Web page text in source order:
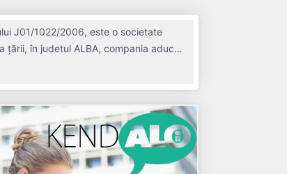
J01/1022/2006, este o societate
țării, în judetul ALBA, compania aduce